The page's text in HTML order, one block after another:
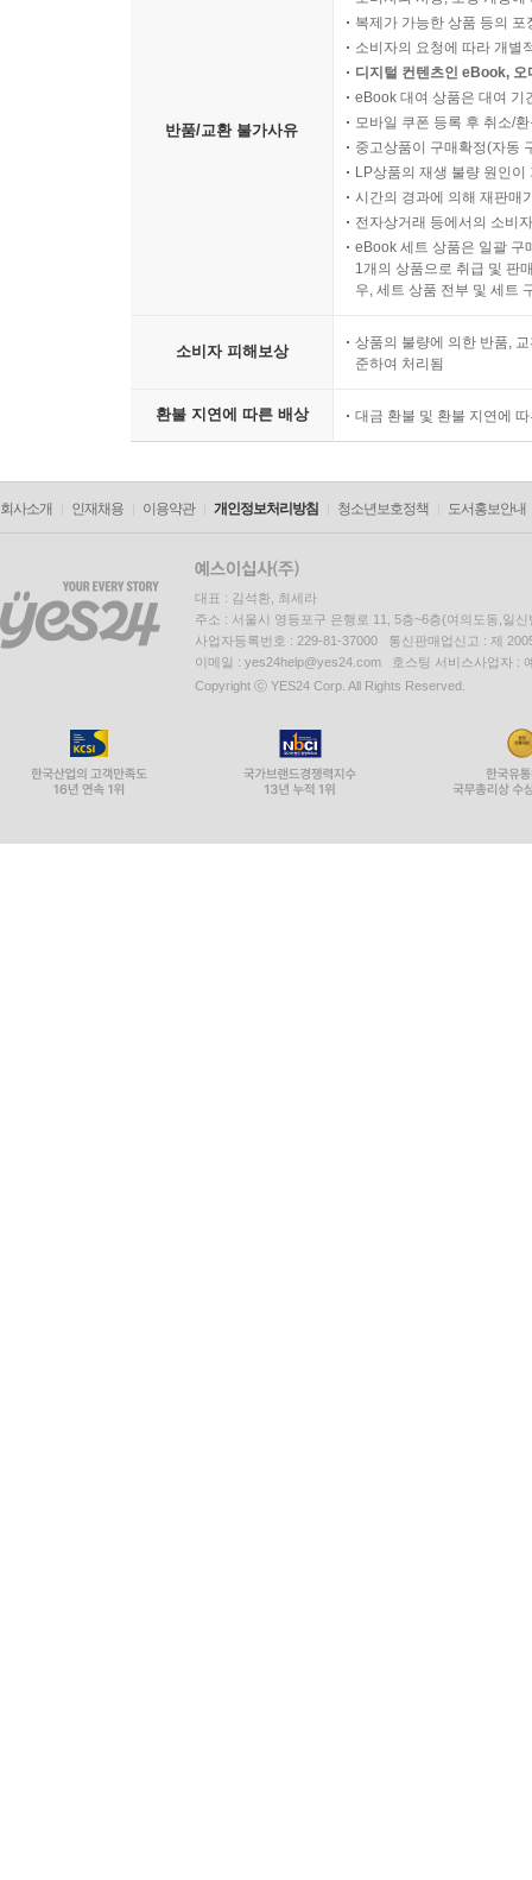
반품/교환 불가사유
복제가 가능한 상품 등의
소비자의 요청에 따라 개별
디지털 컨텐츠인 eBook,
eBook 대여 상품은 대여 기
모바일 쿠폰 등록 후 취소/
중고상품이 구매확정(자동
LP상품의 재생 불량 원인
시간의 경과에 의해 재판매
전자상거래 등에서의 소비
eBook 세트 상품은 일괄 구
1개의 상품으로 취급 및 판
우, 세트 상품 전부 및 세트
소비자 피해보상
상품의 불량에 의한 반품,
준하여 처리됨
환불 지연에 따른 배상 대금 환불 및 환불 지연에
회사소개 인재채용 이용약관 개인정보처리방침 청소년보호정책 도서홍보안내
대표 : 김석환, 최세라
주소 : 서울시 영등포구 은행로 11, 5층~6층(여의도동,일신
사업자등록번호 : 229-81-37000 통신판매업신고 : 제
이메일 : yes24help@yes24.com 호스팅 서비스사업자 :
Copyright ⓒ YES24 Corp. All Rights Reserved.